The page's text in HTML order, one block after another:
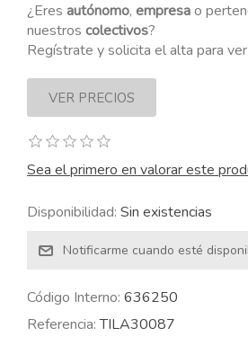
¿Eres autónomo, empresao
nuestros colectivos?
Regístrate y solicita el alta para
Sea el primero en valorar este
Disponibilidad: Sin existencias
Código Interno: 636250
Referencia: TILA30087